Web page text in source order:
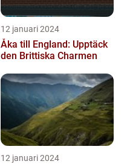
12 januari 2024
Åka till England: Upptäck
den Brittiska Charmen
12 januari 2024